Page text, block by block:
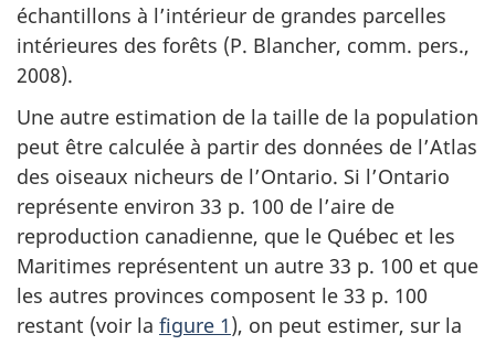
échantillons à l’intérieur de grandes parcelles
intérieures des forêts (P. Blancher, comm. pers.,
2008).
Une autre estimation de la taille de la population
peut être calculée à partir des données de l’Atlas
des oiseaux nicheurs de l’Ontario. Si l’Ontario
représente environ 33 p. 100 de l’aire de
reproduction canadienne, que le Québec et les
Maritimes représentent un autre 33 p. 100 et que
les autres provinces composent le 33 p. 100
restant (voir la figure 1), on peut estimer, sur la